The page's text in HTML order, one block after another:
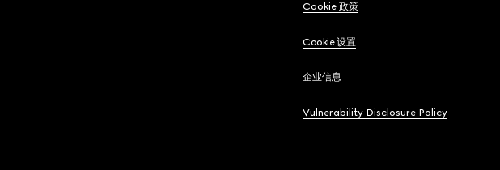
Cookie 政策
Cookie 设置
企业信息
Vulnerability Disclosure Policy